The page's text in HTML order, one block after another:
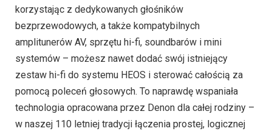
korzystając z dedykowanych głośników
bezprzewodowych, a także kompatybilnych
amplitunerów AV, sprzętu hi-fi, soundbarów i mini
systemów – możesz nawet dodać swój istniejący
zestaw hi-fi do systemu HEOS i sterować całością za
pomocą poleceń głosowych. To naprawdę wspaniała
technologia opracowana przez Denon dla całej rodziny –
w naszej 110 letniej tradycji łączenia prostej, logicznej